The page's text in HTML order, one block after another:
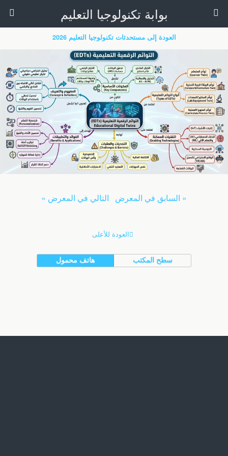
بوابة تكنولوجيا التعليم
العودة إلى مستحدثات تكنولوجيا التعليم 2026
« السابق في المعرض التالي في المعرض »
العودة للأعلى
هاتف محمول سطح المكتب